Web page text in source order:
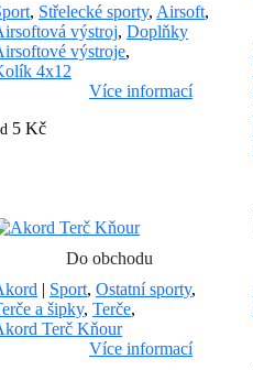
, Střelecké sporty, Airsoft,
výstroj, Doplňky
výstroje,
4x12
Více informací
5 Kč
Do obchodu
| Sport, Ostatní sporty,
a šipky, Terče,
Terč Kňour
Více informací